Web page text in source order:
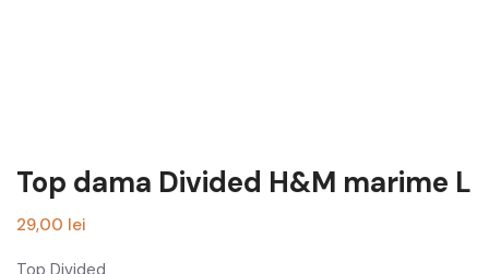
Retro Vintage
Accesorii
Top dama Divided H&M marime L
29,00 lei